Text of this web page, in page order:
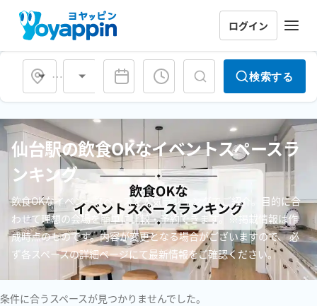
ログイン
会場タイプ 検索する
仙台駅の飲食OKなイベントスペースラ
ンキング
飲食OKなイベントスペースを人気ランキングでご紹介。目的に合
わせて理想の会場を簡単に比較・予約できます。※掲載情報は作
成時点のものです。内容が変更となる場合がございますので、 必
ず各スペースの詳細ページにて最新情報をご確認ください。
条件に合うスペースが見つかりませんでした。